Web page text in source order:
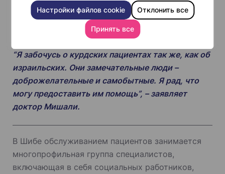
Настройки файлов cookie Отклонить все
Принять все
обслуживания, а не на политической обстановке
или боевых действиях в Сирии или Ираке.
“Я забочусь о курдских пациентах так же, как об
израильских. Они замечательные люди –
доброжелательные и самобытные. Я рад, что
могу предоставить им помощь”, – заявляет
доктор Мишали.
В Шибе обслуживанием пациентов занимается
многопрофильная группа специалистов,
включающая в себя социальных работников,